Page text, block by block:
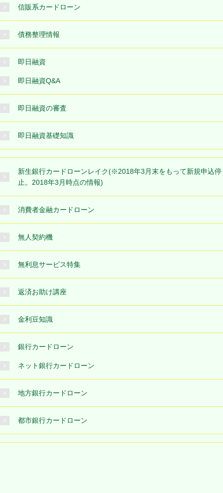
信販系カードローン
債務整理情報
即日融資
即日融資Q&A
即日融資の審査
即日融資基礎知識
新生銀行カードローンレイク(※2018年3月末をもって新規申込停
止。2018年3月時点の情報)
消費者金融カードローン
無人契約機
無利息サービス特集
返済お助け講座
金利豆知識
銀行カードローン
ネット銀行カードローン
地方銀行カードローン
都市銀行カードローン